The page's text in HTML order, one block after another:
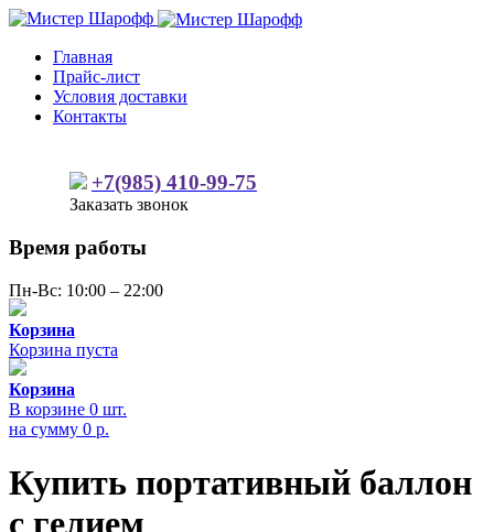
Главная
Прайс-лист
Условия доставки
Контакты
+7(985) 410-99-75
Заказать звонок
Время работы
Пн-Вс: 10:00 – 22:00
Корзина
Корзина пуста
Корзина
В корзине 0 шт.
на сумму 0 р.
Купить портативный баллон
с гелием